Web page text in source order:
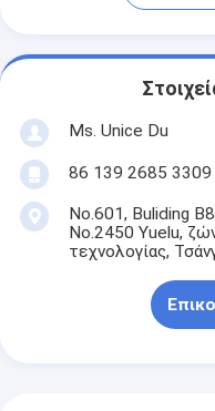
Ms. Unice Du
86 139 2685 3309
No.601, Buliding
No.2450 Yuelu,
τεχνολογίας,